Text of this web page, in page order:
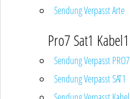
Sendung Verpasst Arte
Pro7 Sat1 Kabel1
Sendung Verpasst PRO7
Sendung Verpasst SAT1